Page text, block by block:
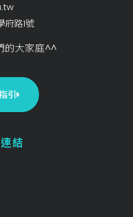
府路1號
的大家庭^^
引
結